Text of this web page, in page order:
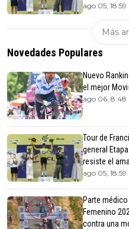
ago 05, 18:59
Más
Novedades Populares
Nuevo
el mejor
ago 06, 8:48
Tour de
general
resiste el
ago 05, 18:59
Parte
Femenino
contra una